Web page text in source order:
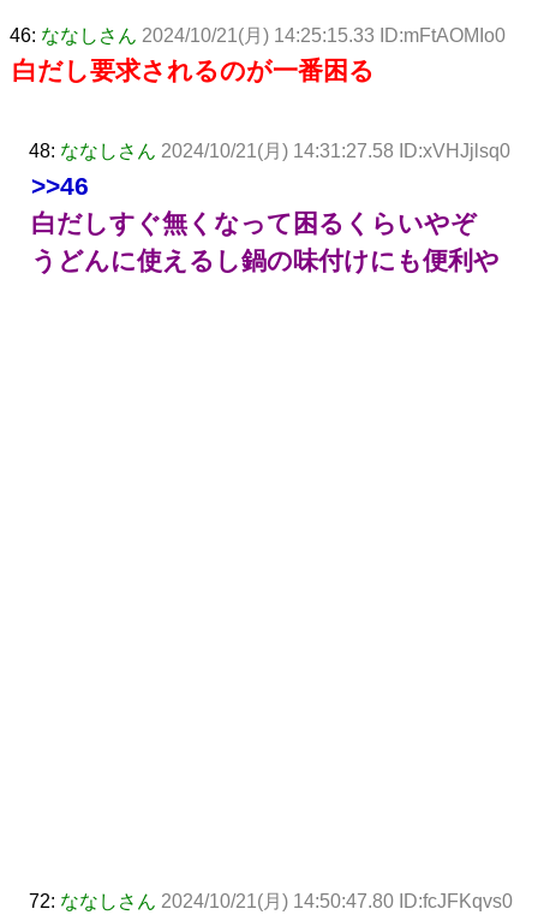
46: ななしさん 2024/10/21(月) 14:25:15.33 ID:mFtAOMIo0
白だし要求されるのが一番困る
48: ななしさん 2024/10/21(月) 14:31:27.58 ID:xVHJjlsq0
>>46
白だしすぐ無くなって困るくらいやぞ
うどんに使えるし鍋の味付けにも便利や
72: ななしさん 2024/10/21(月) 14:50:47.80 ID:fcJFKqvs0